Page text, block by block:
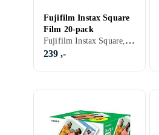
Fujifilm Instax Square
Film 20-pack
Fujifilm Instax Square, Farge
239 ,-